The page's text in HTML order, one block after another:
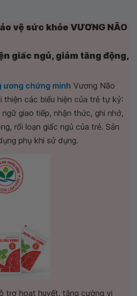
vệ sức khỏe VƯƠNG NÃO
giấc ngủ, giảm tăng động,
ương chứng minh Vương Não
thiện các biểu hiện của trẻ tự kỷ:
giao tiếp, nhận thức, ghi nhớ,
rối loạn giấc ngủ của trẻ. Sản
phụ khi sử dụng.
trợ hoạt huyết, tăng cường vi